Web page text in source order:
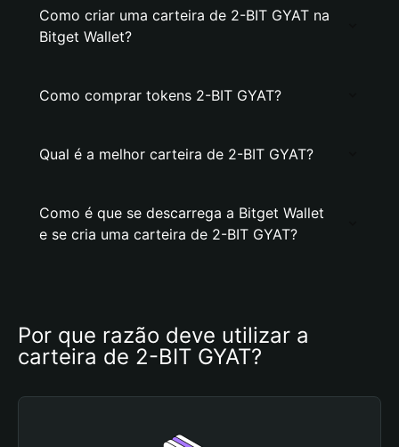
Como criar uma carteira de 2-BIT GYAT na
Bitget Wallet?
Como comprar tokens 2-BIT GYAT?
Qual é a melhor carteira de 2-BIT GYAT?
Como é que se descarrega a Bitget Wallet
e se cria uma carteira de 2-BIT GYAT?
Por que razão deve utilizar a
carteira de 2-BIT GYAT?